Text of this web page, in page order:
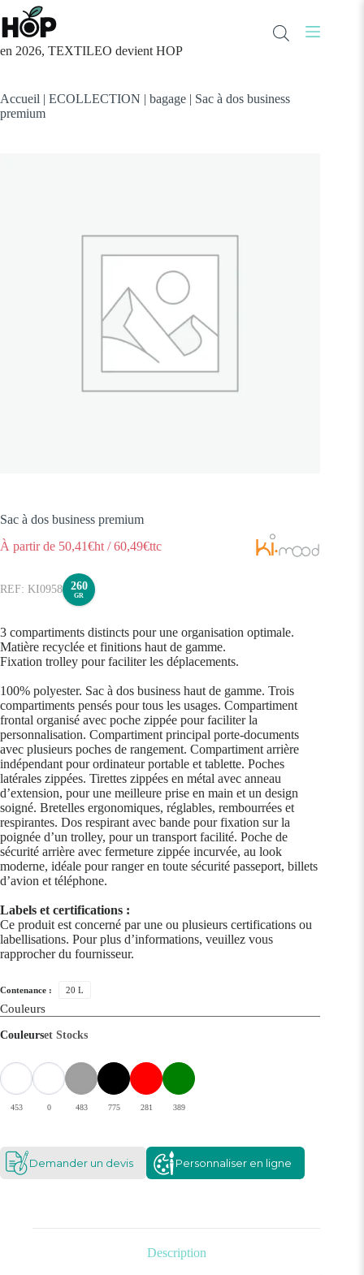
Passer
au
contenu
en 2026, TEXTILEO devient HOP
Accueil | ECOLLECTION | bagage | Sac à dos business
premium
Sac à dos business premium
À partir de 50,41€ht /60,49€ttc
KI0958 260
GR
3 compartiments distincts pour une organisation optimale.
Matière recyclée et finitions haut de gamme.
Fixation trolley pour faciliter les déplacements.
100% polyester. Sac à dos business haut de gamme. Trois
compartiments pensés pour tous les usages. Compartiment
frontal organisé avec poche zippée pour faciliter la
personnalisation. Compartiment principal porte-documents
avec plusieurs poches de rangement. Compartiment arrière
indépendant pour ordinateur portable et tablette. Poches
latérales zippées. Tirettes zippées en métal avec anneau
d’extension, pour une meilleure prise en main et un design
soigné. Bretelles ergonomiques, réglables, rembourrées et
respirantes. Dos respirant avec bande pour fixation sur la
poignée d’un trolley, pour un transport facilité. Poche de
sécurité arrière avec fermeture zippée incurvée, au look
moderne, idéale pour ranger en toute sécurité passeport, billets
d’avion et téléphone.
Labels et certifications :
Ce produit est concerné par une ou plusieurs certifications ou
labellisations. Pour plus d’informations, veuillez vous
rapprocher du fournisseur.
Contenance : 20 L
Couleurs
Couleurset Stocks
453 0 483 775 281 389
Demander un devis Personnaliser en ligne
Description